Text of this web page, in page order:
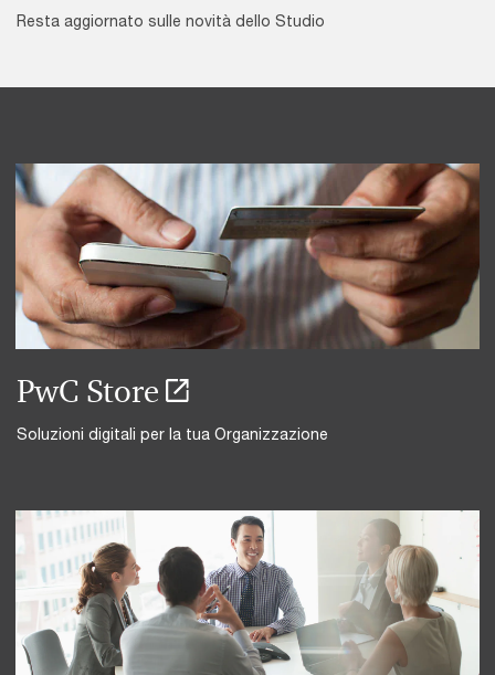
Resta aggiornato sulle novità dello Studio
PwC Store
Soluzioni digitali per la tua Organizzazione